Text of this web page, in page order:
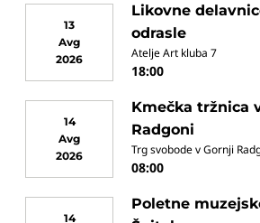
13
Avg
2026
Likovne
odrasle
Atelje Art kluba 7
18:00
14
Avg
2026
Kmečka tržnica
Radgoni
Trg svobode v Gornji
08:00
14
Poletne